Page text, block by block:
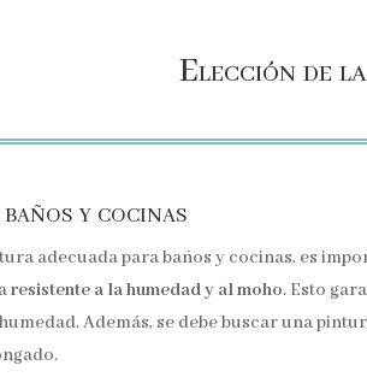
Elección de
y cocinas
adecuada para baños y cocinas, es
resistente a la humedad y al moho. Esto
Además, se debe buscar una